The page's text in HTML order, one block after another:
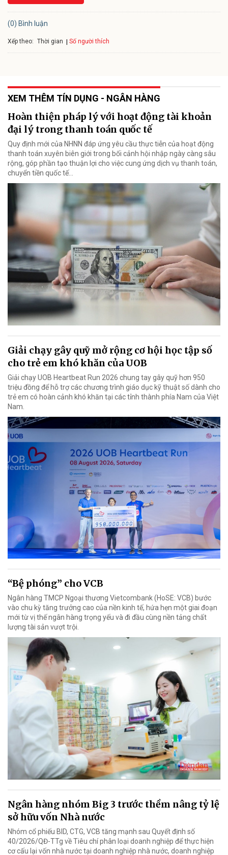
(0) Bình luận
Xếp theo: Thời gian Số người thích
XEM THÊM TÍN DỤNG - NGÂN HÀNG
Hoàn thiện pháp lý với hoạt động tài khoản
đại lý trong thanh toán quốc tế
Quy định mới của NHNN đáp ứng yêu cầu thực tiễn của hoạt động
thanh toán xuyên biên giới trong bối cảnh hội nhập ngày càng sâu
rộng, góp phần tạo thuận lợi cho việc cung ứng dịch vụ thanh toán,
chuyển tiền quốc tế...
Giải chạy gây quỹ mở rộng cơ hội học tập số
cho trẻ em khó khăn của UOB
Giải chạy UOB Heartbeat Run 2026 chung tay gây quỹ hơn 950
triệu đồng để hỗ trợ các chương trình giáo dục kỹ thuật số dành cho
trẻ em có hoàn cảnh khó khăn tại các tỉnh thành phía Nam của Việt
Nam.
“Bệ phóng” cho VCB
Ngân hàng TMCP Ngoại thương Vietcombank (HoSE: VCB) bước
vào chu kỳ tăng trưởng cao của nền kinh tế, hứa hẹn một giai đoạn
mới từ vị thế ngân hàng trọng yếu và đi đầu cùng nền tảng chất
lượng tài sản vượt trội.
Ngân hàng nhóm Big 3 trước thềm nâng tỷ lệ
sở hữu vốn Nhà nước
Nhóm cổ phiếu BID, CTG, VCB tăng mạnh sau Quyết định số
40/2026/QĐ-TTg về Tiêu chí phân loại doanh nghiệp để thực hiện
cơ cấu lại vốn nhà nước tại doanh nghiệp nhà nước, doanh nghiệp